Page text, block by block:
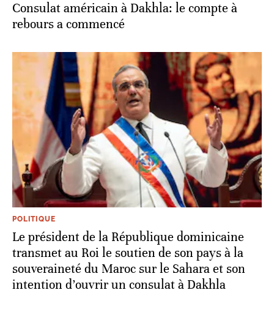
Consulat américain à Dakhla: le compte à
rebours a commencé
POLITIQUE
Le président de la République dominicaine
transmet au Roi le soutien de son pays à la
souveraineté du Maroc sur le Sahara et son
intention d’ouvrir un consulat à Dakhla